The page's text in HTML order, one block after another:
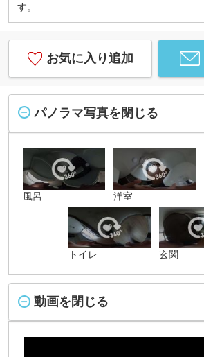
す。
お気に入り追加
パノラマ写真を閉じる
風呂 洋室
トイレ 玄関
動画を閉じる